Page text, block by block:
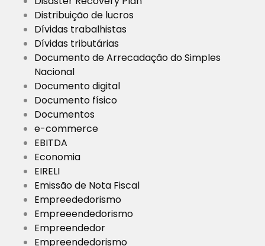
Distribuição de lucros
Dívidas trabalhistas
Dívidas tributárias
Documento de Arrecadação do Simples
Nacional
Documento digital
Documento físico
Documentos
e-commerce
EBITDA
Economia
EIRELI
Emissão de Nota Fiscal
Empreededorismo
Empreeendedorismo
Empreendedor
Empreendedorismo